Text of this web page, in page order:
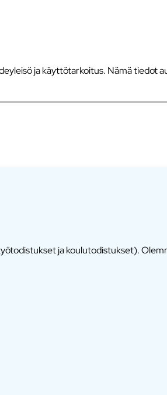
ja käyttötarkoitus. Nämä tiedot
ja koulutodistukset).